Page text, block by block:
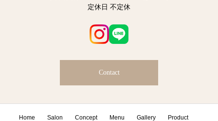
定休日 不定休
Contact
Home Salon Concept Menu Gallery Product